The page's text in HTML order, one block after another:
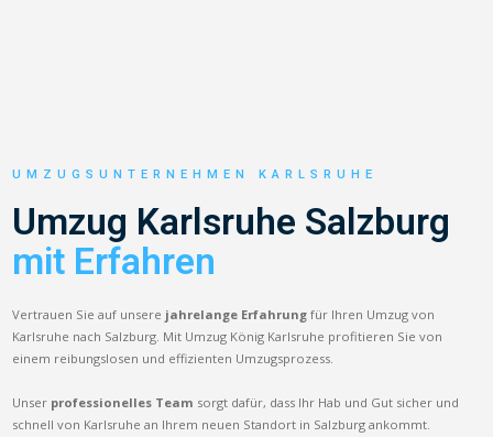
UMZUGSUNTERNEHMEN KARLSRUHE
Umzug Karlsruhe Salzburg
mit Erfahren
Vertrauen Sie auf unsere jahrelange Erfahrung für Ihren Umzug von
Karlsruhe nach Salzburg. Mit Umzug König Karlsruhe profitieren Sie von
einem reibungslosen und effizienten Umzugsprozess.
Unser professionelles Team sorgt dafür, dass Ihr Hab und Gut sicher und
schnell von Karlsruhe an Ihrem neuen Standort in Salzburg ankommt.